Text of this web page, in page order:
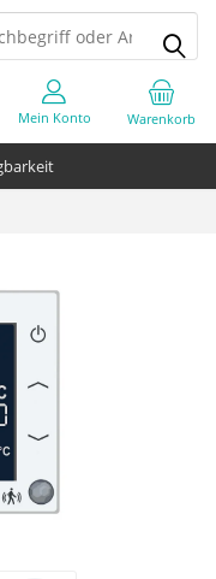
Warenkorb
Mein Konto